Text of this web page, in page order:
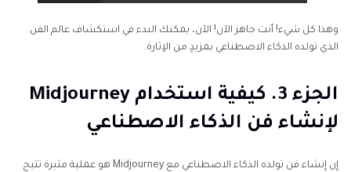
وهذا كل شيء! أنت جاهز الآن! الآن، يمكنك البدء في استكشاف عالم الفن
الذي تولده الذكاء الاصطناعي بمزيدٍ من الإثارة.
الجزء 3. كيفية استخدام Midjourney
لإنشاء فن الذكاء الاصطناعي
إن إنشاء فن تولده الذكاء الاصطناعي مع Midjourney هو عملية مثيرة تتيح